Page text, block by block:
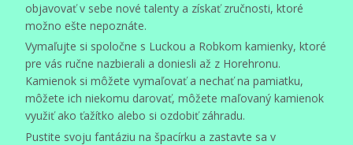
objavovať v sebe nové talenty a získať zručnosti, ktoré
možno ešte nepoznáte.
Vymaľujte si spoločne s Luckou a Robkom kamienky, ktoré
pre vás ručne nazbierali a doniesli až z Horehronu.
Kamienok si môžete vymaľovať a nechať na pamiatku,
môžete ich niekomu darovať, môžete maľovaný kamienok
využiť ako ťažítko alebo si ozdobiť záhradu.
Pustite svoju fantáziu na špacírku a zastavte sa v